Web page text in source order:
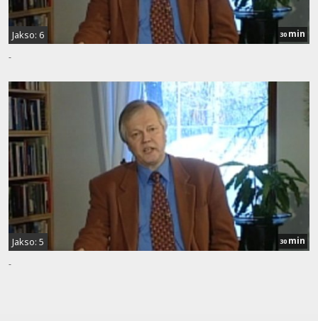
Jakso: 6 30 min
-
Jakso: 5 30 min
-